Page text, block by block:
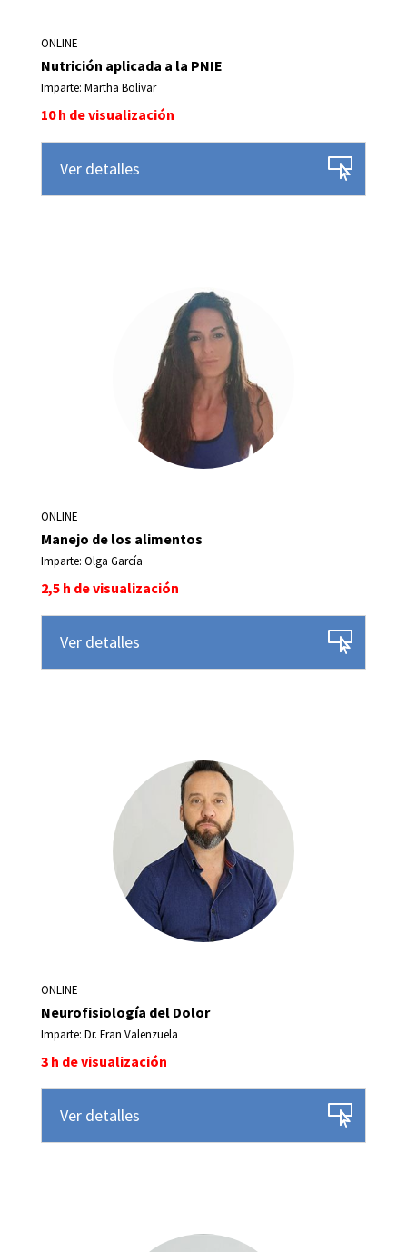
ONLINE
Nutrición aplicada a la PNIE
Imparte: Martha Bolivar
10 h de visualización
Ver detalles
ONLINE
Manejo de los alimentos
Imparte: Olga García
2,5 h de visualización
Ver detalles
ONLINE
Neurofisiología del Dolor
Imparte: Dr. Fran Valenzuela
3 h de visualización
Ver detalles